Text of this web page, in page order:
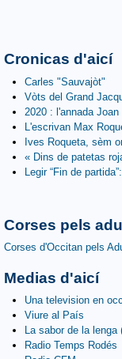
Cronicas d'aicí
Carles "Sauvajòt"
Vòts del Grand
2020 : l'annada Joan
L'escrivan Max
Ives Roqueta, sèm
« Dins de patetas
Legir “Fin de
Corses pels
Corses d'Occitan pels
Medias d'aicí
Una television en
Viure al País
La sabor de la lenga
Radio Temps Rodés